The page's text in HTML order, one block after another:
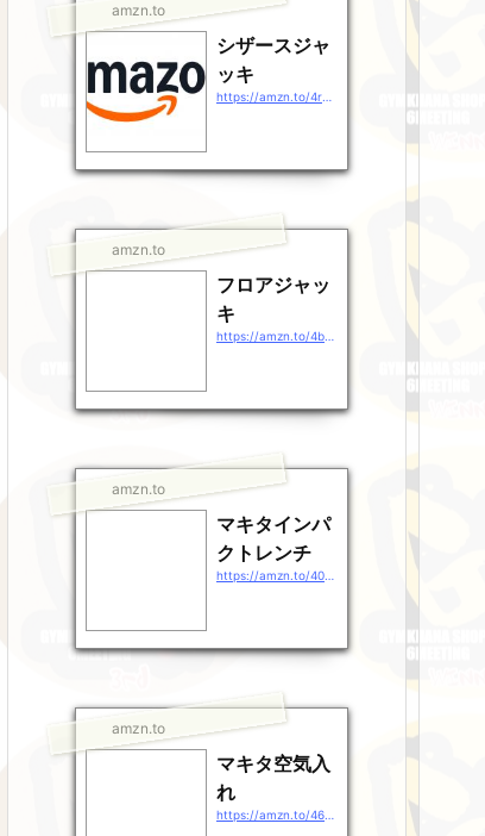
amzn.to
シザースジャ
ッキ
amzn.to
フロアジャッ
キ
amzn.to
マキタインパ
クトレンチ
amzn.to
マキタ空気入
れ